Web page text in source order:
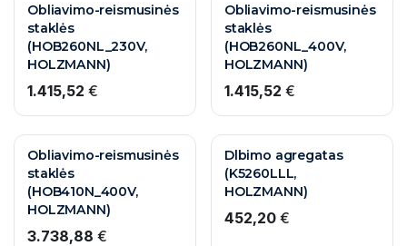
Obliavimo-reismusinės
staklės
(HOB260NL_230V,
HOLZMANN)
1.415,52 €
Obliavimo-reismusinės
staklės
(HOB260NL_400V,
HOLZMANN)
1.415,52 €
Obliavimo-reismusinės
staklės
(HOB410N_400V,
HOLZMANN)
3.738,88 €
Dlbimo agregatas
(K5260LLL,
HOLZMANN)
452,20€